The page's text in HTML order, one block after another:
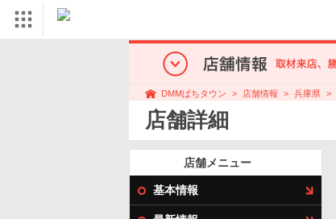
DMMぱちタウン 店舗情報 兵庫県
店舗詳細
店舗メニュー
基本情報